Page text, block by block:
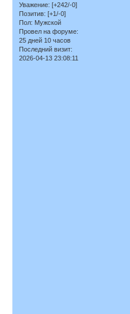
Уважение: [+242/-0]
Позитив: [+1/-0]
Пол: Мужской
Провел на форуме:
25 дней 10 часов
Последний визит:
2026-04-13 23:08:11